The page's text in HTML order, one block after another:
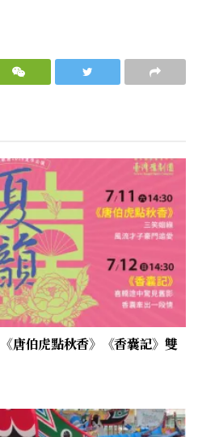
唐伯虎點秋香》《香囊記》雙